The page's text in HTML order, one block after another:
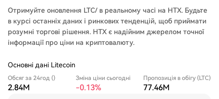
Отримуйте оновлення LTC/ в реальному часі на HTX. Будьте
в курсі останніх даних і ринкових тенденцій, щоб приймати
розумні торгові рішення. HTX є надійним джерелом точної
інформації про ціни на криптовалюту.
Основні дані Litecoin
Обсяг за 24год ()
2.84M
Зміна ціни сьогодні
-0.13%
Пропозиція в обігу (LTC)
77.46M